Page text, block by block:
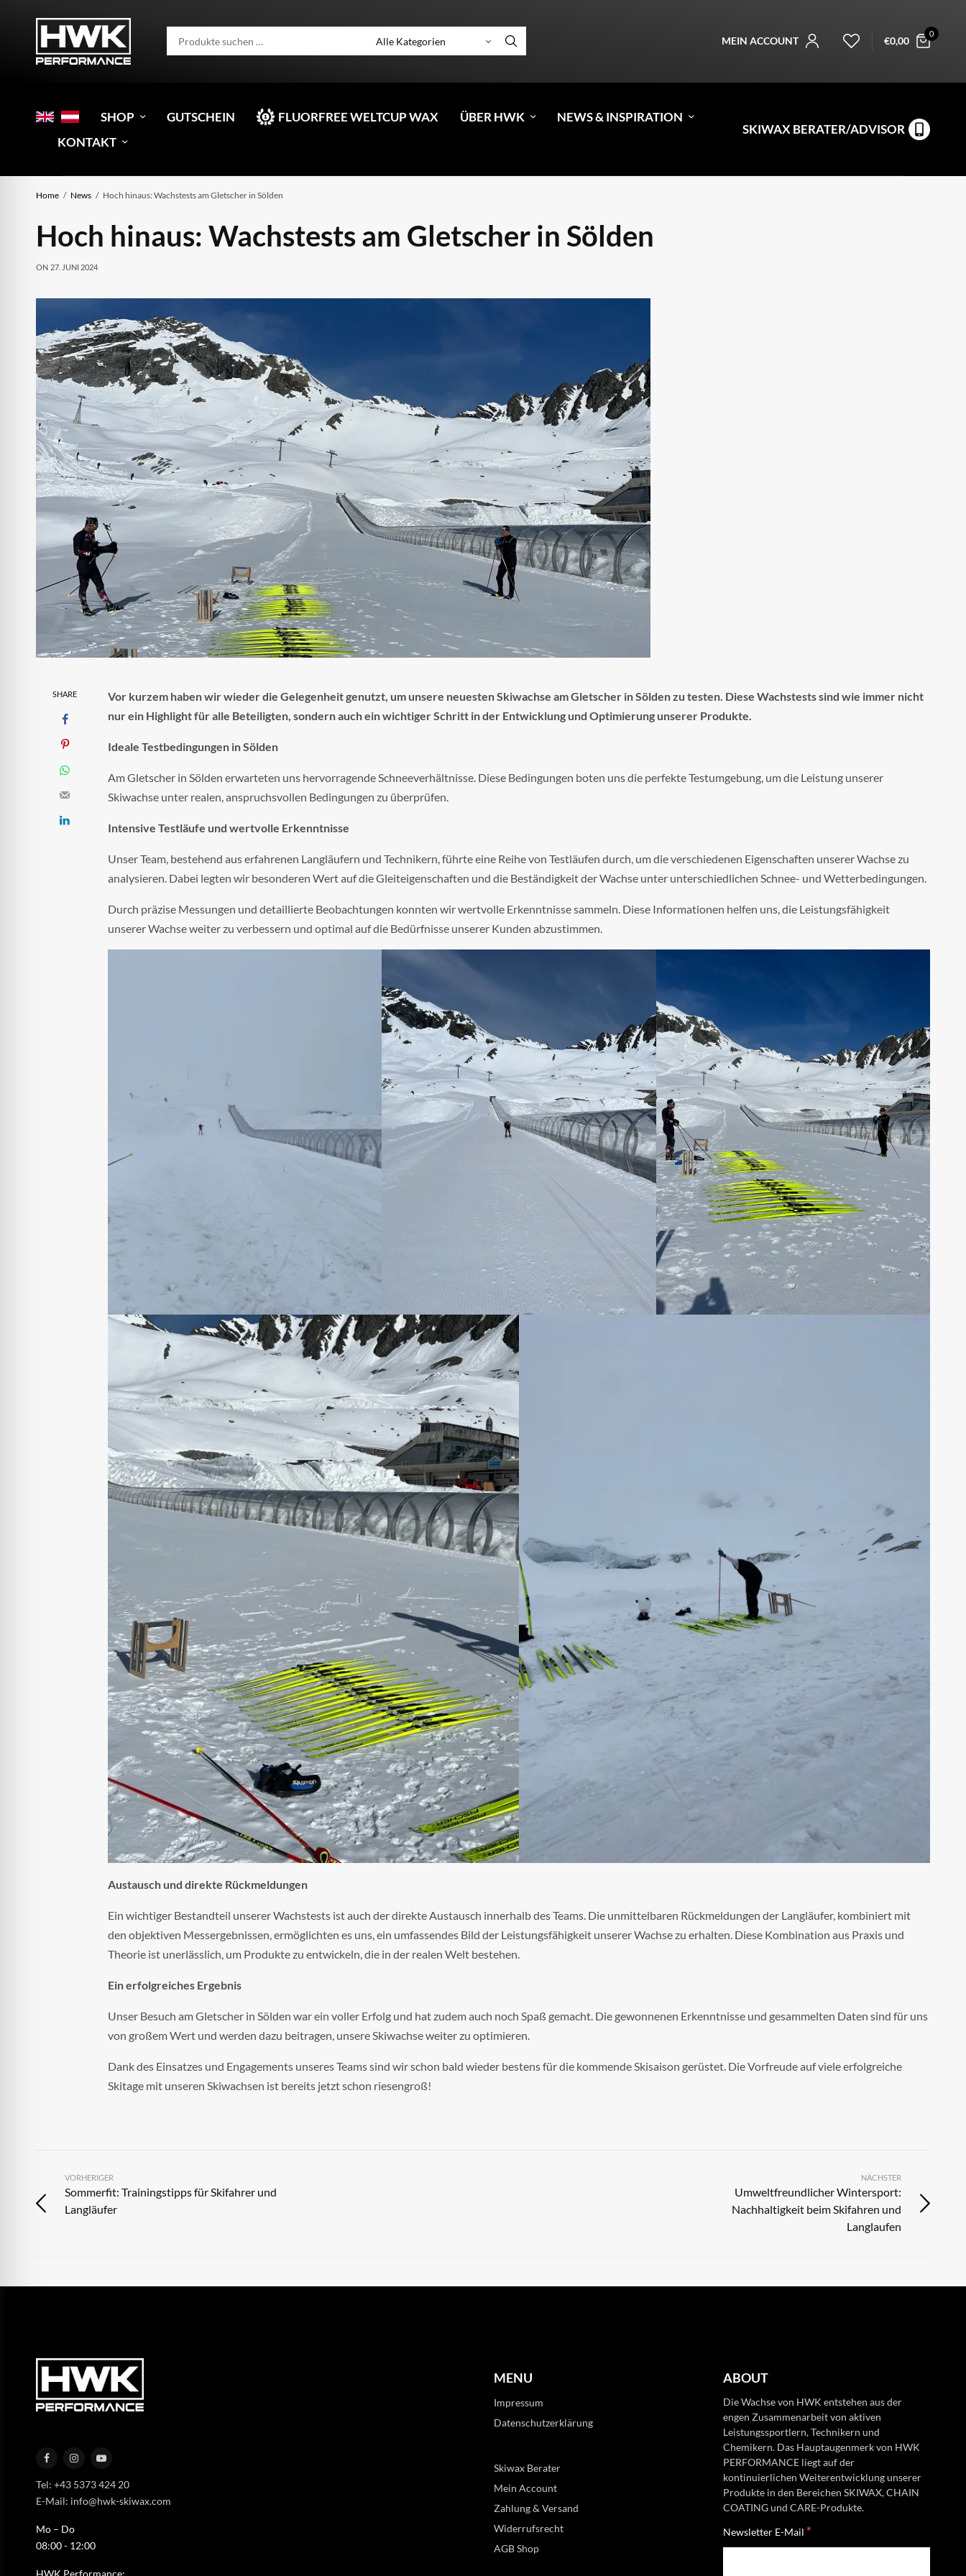
MEIN ACCOUNT €0,00
0
SHOP GUTSCHEIN FLUORFREE WELTCUP WAX ÜBER HWK
NEWS & INSPIRATION
KONTAKT
SKIWAX BERATER/ADVISOR
Home News Hoch hinaus: Wachstests am Gletscher in Sölden
Hoch hinaus: Wachstests am Gletscher in Sölden
ON 27. JUNI 2024
SHARE
Vor kurzem haben wir wieder die Gelegenheit genutzt, um unsere neuesten Skiwachse am Gletscher in Sölden zu testen. Diese Wachstests sind wie immer nicht
nur ein Highlight für alle Beteiligten, sondern auch ein wichtiger Schritt in der Entwicklung und Optimierung unserer Produkte.
Ideale Testbedingungen in Sölden
Am Gletscher in Sölden erwarteten uns hervorragende Schneeverhältnisse. Diese Bedingungen boten uns die perfekte Testumgebung, um die Leistung unserer
Skiwachse unter realen, anspruchsvollen Bedingungen zu überprüfen.
Intensive Testläufe und wertvolle Erkenntnisse
Unser Team, bestehend aus erfahrenen Langläufern und Technikern, führte eine Reihe von Testläufen durch, um die verschiedenen Eigenschaften unserer Wachse zu
analysieren. Dabei legten wir besonderen Wert auf die Gleiteigenschaften und die Beständigkeit der Wachse unter unterschiedlichen Schnee- und Wetterbedingungen.
Durch präzise Messungen und detaillierte Beobachtungen konnten wir wertvolle Erkenntnisse sammeln. Diese Informationen helfen uns, die Leistungsfähigkeit
unserer Wachse weiter zu verbessern und optimal auf die Bedürfnisse unserer Kunden abzustimmen.
Austausch und direkte Rückmeldungen
Ein wichtiger Bestandteil unserer Wachstests ist auch der direkte Austausch innerhalb des Teams. Die unmittelbaren Rückmeldungen der Langläufer, kombiniert mit
den objektiven Messergebnissen, ermöglichten es uns, ein umfassendes Bild der Leistungsfähigkeit unserer Wachse zu erhalten. Diese Kombination aus Praxis und
Theorie ist unerlässlich, um Produkte zu entwickeln, die in der realen Welt bestehen.
Ein erfolgreiches Ergebnis
Unser Besuch am Gletscher in Sölden war ein voller Erfolg und hat zudem auch noch Spaß gemacht. Die gewonnenen Erkenntnisse und gesammelten Daten sind für uns
von großem Wert und werden dazu beitragen, unsere Skiwachse weiter zu optimieren.
Dank des Einsatzes und Engagements unseres Teams sind wir schon bald wieder bestens für die kommende Skisaison gerüstet. Die Vorfreude auf viele erfolgreiche
Skitage mit unseren Skiwachsen ist bereits jetzt schon riesengroß!
VORHERIGER
Sommerfit: Trainingstipps für Skifahrer und
Langläufer
NÄCHSTER
Umweltfreundlicher Wintersport:
Nachhaltigkeit beim Skifahren und
Langlaufen
Tel: +43 5373 424 20
E-Mail: info@hwk-skiwax.com
Mo – Do
08:00 - 12:00
HWK Performance:
MENU
Impressum
Datenschutzerklärung
Skiwax Berater
Mein Account
Zahlung & Versand
Widerrufsrecht
AGB Shop
ABOUT
Die Wachse von HWK entstehen aus der
engen Zusammenarbeit von aktiven
Leistungssportlern, Technikern und
Chemikern. Das Hauptaugenmerk von HWK
PERFORMANCE liegt auf der
kontinuierlichen Weiterentwicklung unserer
Produkte in den Bereichen SKIWAX, CHAIN
COATING und CARE-Produkte.
Newsletter E-Mail *